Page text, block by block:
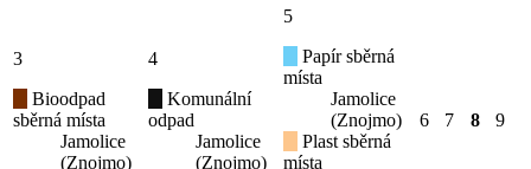
3
Bioodpad
sběrná místa
Jamolice
(Znojmo)
4
Komunální
odpad
Jamolice
(Znojmo)
5
Papír sběrná
místa
Jamolice
(Znojmo)
Plast sběrná
místa
6 7 8 9